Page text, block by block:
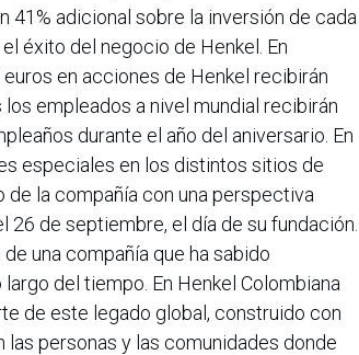
41% adicional sobre la inversión de cada
éxito del negocio de Henkel. En
en acciones de Henkel recibirán
empleados a nivel mundial recibirán
durante el año del aniversario. En
especiales en los distintos sitios de
la compañía con una perspectiva
26 de septiembre, el día de su fundación.
una compañía que ha sabido
del tiempo. En Henkel Colombiana
de este legado global, construido con
personas y las comunidades donde